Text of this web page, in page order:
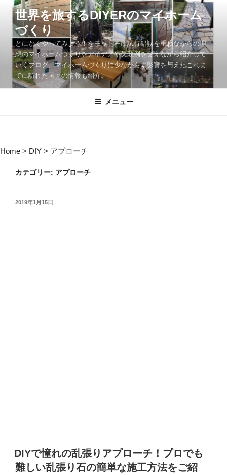
キ
世界を旅するDIYERのマイホーム
づくり
とにかくやってみよう！をモットーに試行錯誤を重ねながらの理
想のマイホームづくりをアイデアや失敗例を交えながら紹介して
いくブログ。マイホームづくりに少なからず影響を与えたこれま
でに訪れた国々の情報も紹介。
メニュー
Home > DIY > アプローチ
カテゴリー: アプローチ
投
2019年1月15日
DIYで憧れの乱張りアプローチ！プロでも
難しい乱張り石の簡単な施工方法をご紹